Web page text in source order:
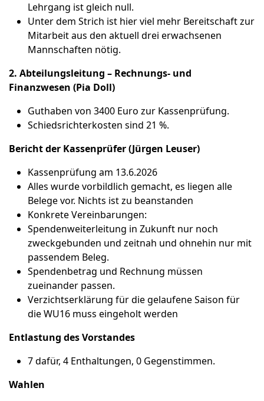
Lehrgang ist gleich null.
Unter dem Strich ist hier viel mehr Bereitschaft zur
Mitarbeit aus den aktuell drei erwachsenen
Mannschaften nötig.
2. Abteilungsleitung – Rechnungs- und
Finanzwesen (Pia Doll)
Guthaben von 3400 Euro zur Kassenprüfung.
Schiedsrichterkosten sind 21 %.
Bericht der Kassenprüfer (Jürgen Leuser)
Kassenprüfung am 13.6.2026
Alles wurde vorbildlich gemacht, es liegen alle
Belege vor. Nichts ist zu beanstanden
Konkrete Vereinbarungen:
Spendenweiterleitung in Zukunft nur noch
zweckgebunden und zeitnah und ohnehin nur mit
passendem Beleg.
Spendenbetrag und Rechnung müssen
zueinander passen.
Verzichtserklärung für die gelaufene Saison für
die WU16 muss eingeholt werden
Entlastung des Vorstandes
7 dafür, 4 Enthaltungen, 0 Gegenstimmen.
Wahlen